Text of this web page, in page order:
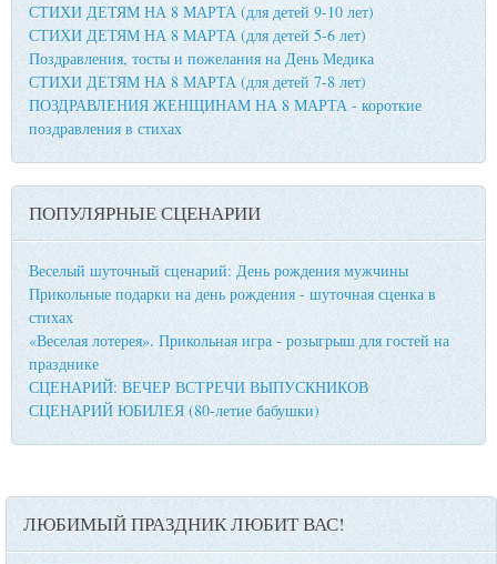
СТИХИ ДЕТЯМ НА 8 МАРТА (для детей 9-10 лет)
СТИХИ ДЕТЯМ НА 8 МАРТА (для детей 5-6 лет)
Поздравления, тосты и пожелания на День Медика
СТИХИ ДЕТЯМ НА 8 МАРТА (для детей 7-8 лет)
ПОЗДРАВЛЕНИЯ ЖЕНЩИНАМ НА 8 МАРТА - короткие
поздравления в стихах
ПОПУЛЯРНЫЕ СЦЕНАРИИ
Веселый шуточный сценарий: День рождения мужчины
Прикольные подарки на день рождения - шуточная сценка в
стихах
«Веселая лотерея». Прикольная игра - розыгрыш для гостей на
празднике
СЦЕНАРИЙ: ВЕЧЕР ВСТРЕЧИ ВЫПУСКНИКОВ
СЦЕНАРИЙ ЮБИЛЕЯ (80-летие бабушки)
ЛЮБИМЫЙ ПРАЗДНИК ЛЮБИТ ВАС!